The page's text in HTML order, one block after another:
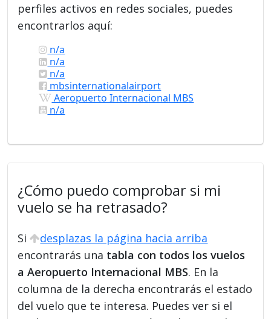
perfiles activos en redes sociales, puedes
encontrarlos aquí:
n/a
n/a
n/a
mbsinternationalairport
Aeropuerto Internacional MBS
n/a
¿Cómo puedo comprobar si mi
vuelo se ha retrasado?
Si
desplazas la página hacia arriba
encontrarás una tabla con todos los vuelos
a Aeropuerto Internacional MBS. En la
columna de la derecha encontrarás el estado
del vuelo que te interesa. Puedes ver si el